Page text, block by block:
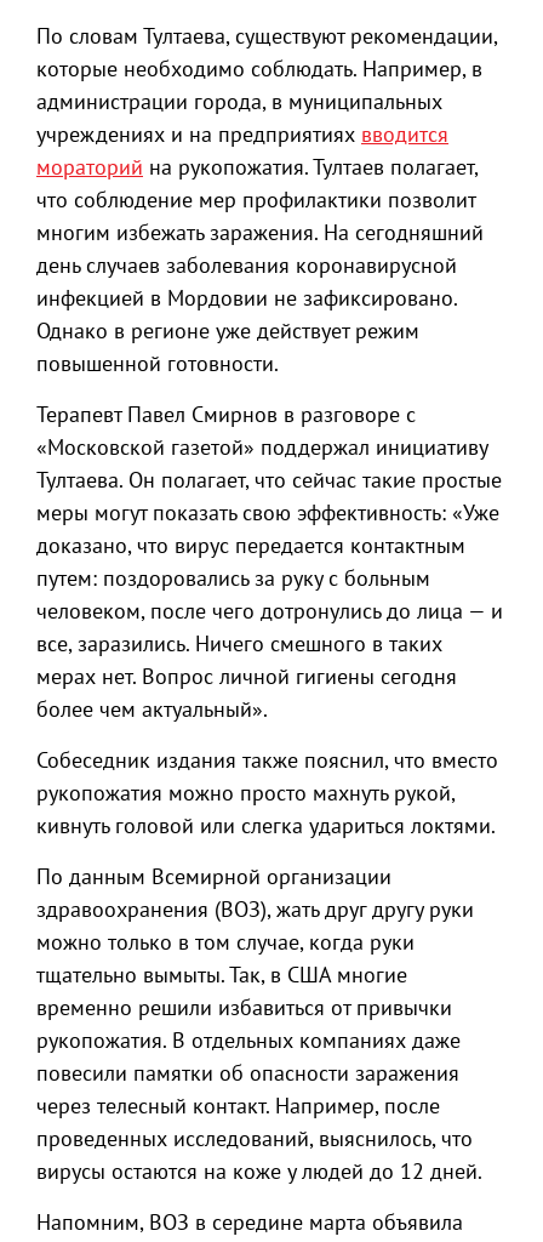
По словам Тултаева, существуют рекомендации,
которые необходимо соблюдать. Например, в
администрации города, в муниципальных
учреждениях и на предприятиях вводится
мораторий на рукопожатия. Тултаев полагает,
что соблюдение мер профилактики позволит
многим избежать заражения. На сегодняшний
день случаев заболевания коронавирусной
инфекцией в Мордовии не зафиксировано.
Однако в регионе уже действует режим
повышенной готовности.
Терапевт Павел Смирнов в разговоре с
«Московской газетой» поддержал инициативу
Тултаева. Он полагает, что сейчас такие простые
меры могут показать свою эффективность: «Уже
доказано, что вирус передается контактным
путем: поздоровались за руку с больным
человеком, после чего дотронулись до лица — и
все, заразились. Ничего смешного в таких
мерах нет. Вопрос личной гигиены сегодня
более чем актуальный».
Собеседник издания также пояснил, что вместо
рукопожатия можно просто махнуть рукой,
кивнуть головой или слегка удариться локтями.
По данным Всемирной организации
здравоохранения (ВОЗ), жать друг другу руки
можно только в том случае, когда руки
тщательно вымыты. Так, в США многие
временно решили избавиться от привычки
рукопожатия. В отдельных компаниях даже
повесили памятки об опасности заражения
через телесный контакт. Например, после
проведенных исследований, выяснилось, что
вирусы остаются на коже у людей до 12 дней.
Напомним, ВОЗ в середине марта объявила